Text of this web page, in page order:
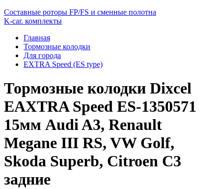
Составные роторы FP/FS и сменные полотна
K-car. комплекты
Главная
Тормозные колодки
Для города
EXTRA Speed (ES type)
Тормозные колодки Dixcel
EAXTRA Speed ES-1350571
15мм Audi A3, Renault
Megane III RS, VW Golf,
Skoda Superb, Citroen C3
задние